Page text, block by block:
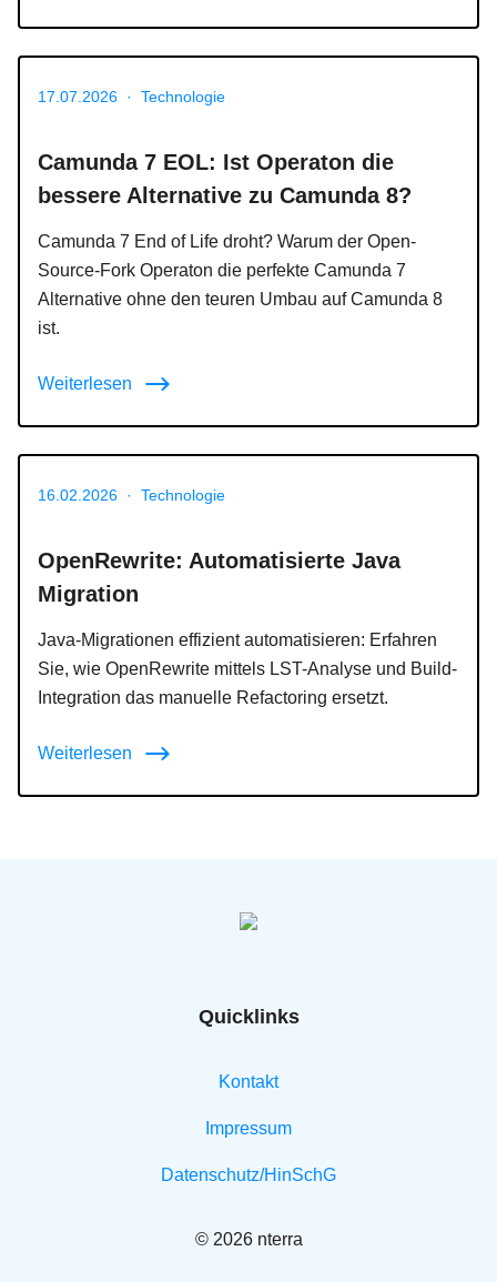
17.07.2026 · Technologie
Camunda 7 EOL: Ist Operaton die
bessere Alternative zu Camunda 8?
Camunda 7 End of Life droht? Warum der Open-
Source-Fork Operaton die perfekte Camunda 7
Alternative ohne den teuren Umbau auf Camunda 8
ist.
Weiterlesen
16.02.2026 · Technologie
OpenRewrite: Automatisierte Java
Migration
Java-Migrationen effizient automatisieren: Erfahren
Sie, wie OpenRewrite mittels LST-Analyse und Build-
Integration das manuelle Refactoring ersetzt.
Weiterlesen
Quicklinks
Kontakt
Impressum
Datenschutz/HinSchG
© 2026 nterra